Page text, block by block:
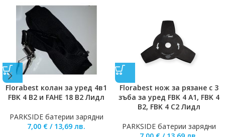
Florabest колан за уред 4в1
FBK 4 B2 и FAHE 18 B2 Лидл
PARKSIDE батерии зарядни
7,00 € / 13,69 лв.
Florabest нож за рязане с 3
зъба за уред FBK 4 A1, FBK 4
B2, FBK 4 C2 Лидл
PARKSIDE батерии зарядни